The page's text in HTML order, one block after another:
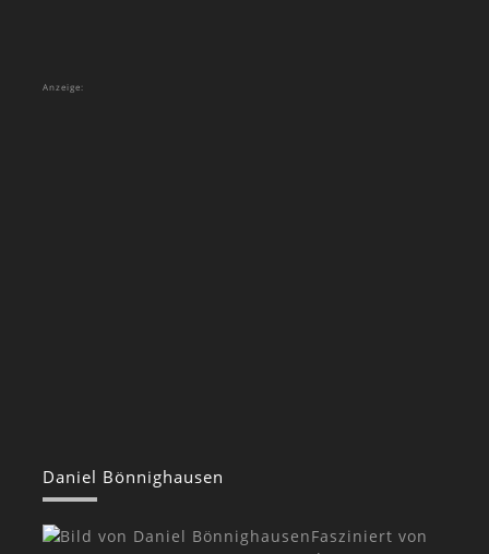
Anzeige:
Daniel Bönnighausen
Fasziniert von